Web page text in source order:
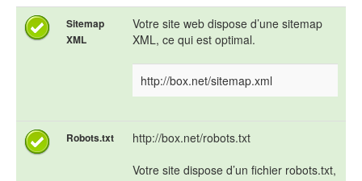
Sitemap
XML
Votre site web dispose d’une sitemap
XML, ce qui est optimal.
http://box.net/sitemap.xml
Robots.txt
http://box.net/robots.txt
Votre site dispose d’un fichier robots.txt,